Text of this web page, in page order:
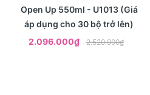
Open Up 550ml - U1013 (Giá
áp dụng cho 30 bộ trở lên)
2.096.000₫
2.520.000₫